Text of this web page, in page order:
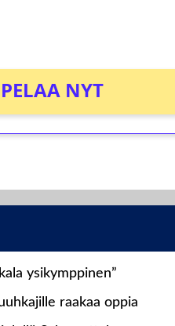
PELAA NYT
ysikymppinen”
raakaa oppia